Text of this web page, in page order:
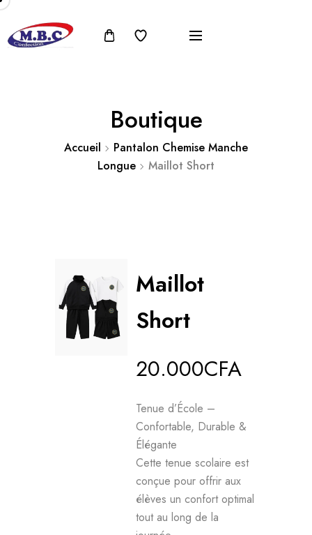
Boutique
Accueil
Pantalon Chemise Manche
Longue
Maillot Short
Maillot
Short
20.000CFA
Tenue d’École –
Confortable, Durable &
Élégante
Cette tenue scolaire est
conçue pour offrir aux
élèves un confort optimal
tout au long de la